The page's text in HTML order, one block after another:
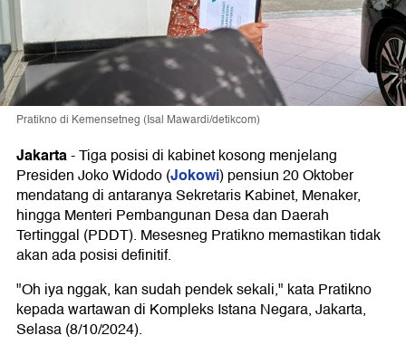
Pratikno di Kemensetneg (Isal Mawardi/detikcom)
Jakarta-Tiga posisi di kabinet kosong menjelang
Presiden Joko Widodo (Jokowi) pensiun 20 Oktober
mendatang di antaranya Sekretaris Kabinet, Menaker,
hingga Menteri Pembangunan Desa dan Daerah
Tertinggal (PDDT). Mesesneg Pratikno memastikan tidak
akan ada posisi definitif.
"Oh iya nggak, kan sudah pendek sekali," kata Pratikno
kepada wartawan di Kompleks Istana Negara, Jakarta,
Selasa (8/10/2024).